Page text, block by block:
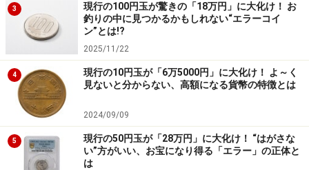
3
現行の100円玉が驚きの「18万円」に大化け！ お
釣りの中に見つかるかもしれない“エラーコイ
ン”とは!?
2025/11/22
4
現行の10円玉が「6万5000円」に大化け！ よ～く
見ないと分からない、高額になる貨幣の特徴とは
2024/09/09
5
現行の50円玉が「28万円」に大化け！ “はがさな
い”方がいい、お宝になり得る「エラー」の正体と
は